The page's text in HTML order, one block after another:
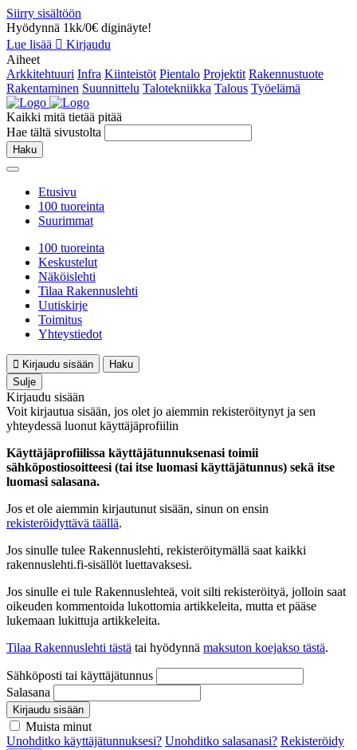
Siirry sisältöön
Hyödynnä 1kk/0€ diginäyte!
Lue lisää
Kirjaudu
Aiheet
Arkkitehtuuri Infra Kiinteistöt Pientalo Projektit Rakennustuote
Rakentaminen Suunnittelu Talotekniikka Talous Työelämä
Kaikki mitä tietää pitää
Hae tältä sivustolta
Haku
Etusivu
100 tuoreinta
Suurimmat
100 tuoreinta
Keskustelut
Näköislehti
Tilaa Rakennuslehti
Uutiskirje
Toimitus
Yhteystiedot
Kirjaudu sisään
Haku
Sulje
Kirjaudu sisään
Voit kirjautua sisään, jos olet jo aiemmin rekisteröitynyt ja sen
yhteydessä luonut käyttäjäprofiilin
Käyttäjäprofiilissa käyttäjätunnuksenasi toimii
sähköpostiosoitteesi (tai itse luomasi käyttäjätunnus) sekä itse
luomasi salasana.
Jos et ole aiemmin kirjautunut sisään, sinun on ensin
rekisteröidyttävä täällä.
Jos sinulle tulee Rakennuslehti, rekisteröitymällä saat kaikki
rakennuslehti.fi-sisällöt luettavaksesi.
Jos sinulle ei tule Rakennuslehteä, voit silti rekisteröityä, jolloin saat
oikeuden kommentoida lukottomia artikkeleita, mutta et pääse
lukemaan lukittuja artikkeleita.
Tilaa Rakennuslehti tästä tai hyödynnä maksuton koejakso tästä.
Sähköposti tai käyttäjätunnus
Salasana
Kirjaudu sisään
Muista minut
Unohditko käyttäjätunnuksesi? Unohditko salasanasi? Rekisteröidy